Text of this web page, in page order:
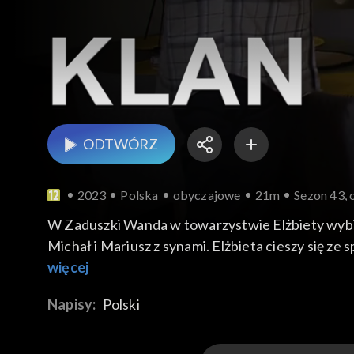
ODTWÓRZ
2023 Polska obyczajowe 21m Sezon 43,
W Zaduszki Wanda w towarzystwie Elżbiety
Michał i Mariusz z synami. Elżbieta cieszy się ze
przynosi kopertę z ekspertyzami i badaniami
Ramonę i Sławka. Ramona ostrożnie pyta
więcej
Napisy: Polski